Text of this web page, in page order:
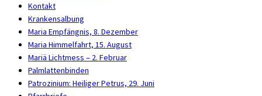
Kontakt
Krankensalbung
Maria Empfängnis, 8. Dezember
Maria Himmelfahrt, 15. August
Mariä Lichtmess – 2. Februar
Palmlattenbinden
Patrozinium: Heiliger Petrus, 29. Juni